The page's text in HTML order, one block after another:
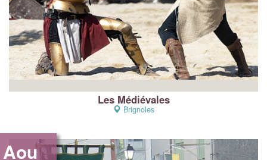
Les Médiévales
Brignoles
Aou